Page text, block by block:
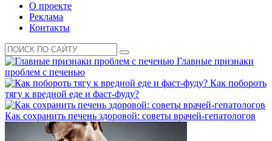
О проекте
Реклама
Контакты
Главные признаки
проблем с печенью
Как побороть
тягу к вредной еде и фаст-фуду?
Как сохранить печень здоровой: советы врачей-гепатологов